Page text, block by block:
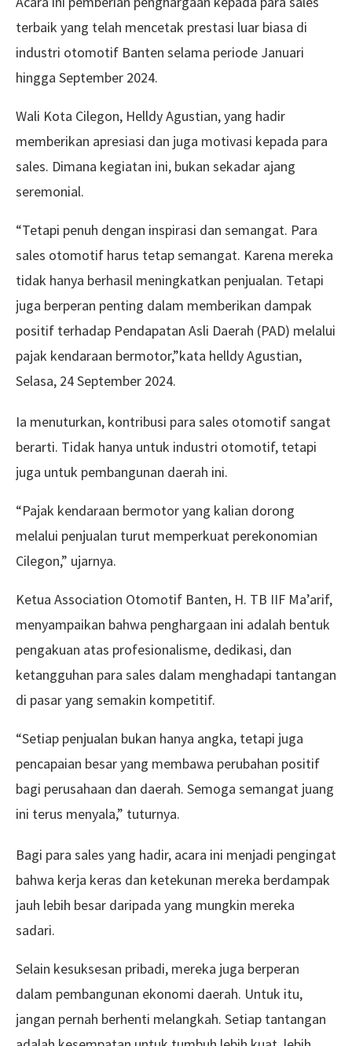
terbaik yang telah mencetak prestasi luar biasa di
industri otomotif Banten selama periode Januari
hingga September 2024.
Wali Kota Cilegon, Helldy Agustian, yang hadir
memberikan apresiasi dan juga motivasi kepada para
sales. Dimana kegiatan ini, bukan sekadar ajang
seremonial.
“Tetapi penuh dengan inspirasi dan semangat. Para
sales otomotif harus tetap semangat. Karena mereka
tidak hanya berhasil meningkatkan penjualan. Tetapi
juga berperan penting dalam memberikan dampak
positif terhadap Pendapatan Asli Daerah (PAD) melalui
pajak kendaraan bermotor,”kata helldy Agustian,
Selasa, 24 September 2024.
Ia menuturkan, kontribusi para sales otomotif sangat
berarti. Tidak hanya untuk industri otomotif, tetapi
juga untuk pembangunan daerah ini.
“Pajak kendaraan bermotor yang kalian dorong
melalui penjualan turut memperkuat perekonomian
Cilegon,” ujarnya.
Ketua Association Otomotif Banten, H. TB IIF Ma’arif,
menyampaikan bahwa penghargaan ini adalah bentuk
pengakuan atas profesionalisme, dedikasi, dan
ketangguhan para sales dalam menghadapi tantangan
di pasar yang semakin kompetitif.
“Setiap penjualan bukan hanya angka, tetapi juga
pencapaian besar yang membawa perubahan positif
bagi perusahaan dan daerah. Semoga semangat juang
ini terus menyala,” tuturnya.
Bagi para sales yang hadir, acara ini menjadi pengingat
bahwa kerja keras dan ketekunan mereka berdampak
jauh lebih besar daripada yang mungkin mereka
sadari.
Selain kesuksesan pribadi, mereka juga berperan
dalam pembangunan ekonomi daerah. Untuk itu,
jangan pernah berhenti melangkah. Setiap tantangan